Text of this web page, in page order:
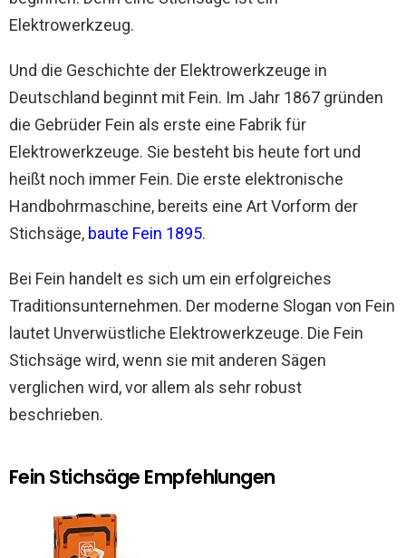
Elektrowerkzeug.
Und die Geschichte der Elektrowerkzeuge in
Deutschland beginnt mit Fein. Im Jahr 1867 gründen
die Gebrüder Fein als erste eine Fabrik für
Elektrowerkzeuge. Sie besteht bis heute fort und
heißt noch immer Fein. Die erste elektronische
Handbohrmaschine, bereits eine Art Vorform der
Stichsäge, baute Fein 1895.
Bei Fein handelt es sich um ein erfolgreiches
Traditionsunternehmen. Der moderne Slogan von Fein
lautet Unverwüstliche Elektrowerkzeuge. Die Fein
Stichsäge wird, wenn sie mit anderen Sägen
verglichen wird, vor allem als sehr robust
beschrieben.
Fein Stichsäge Empfehlungen